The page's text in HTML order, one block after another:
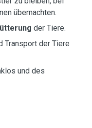
übernachten.
der Tiere.
Transport der Tiere
und des